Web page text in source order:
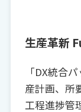
生産革新
「DX統合
産計画、所
工程進捗管